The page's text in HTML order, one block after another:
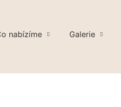
nabízíme Galerie